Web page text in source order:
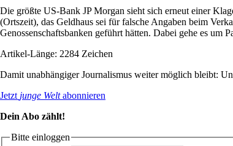
Die größte US-Bank JP Morgan sieht sich erneut einer
(Ortszeit), das Geldhaus sei für falsche Angaben beim
Genossenschaftsbanken geführt hätten. Dabei gehe es um
Artikel-Länge: 2284 Zeichen
Damit unabhängiger Journalismus weiter möglich bleibt:
Jetzt junge Weltabonnieren
Dein Abo zählt!
Bitte einloggen